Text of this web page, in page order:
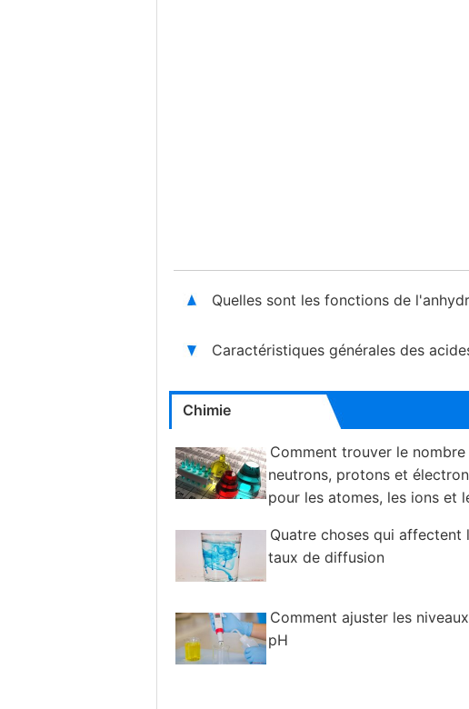
Quelles sont les fonctions de
Caractéristiques générales des
Chimie
Comment trouver le nombre
neutrons, protons et
pour les atomes, les ions et
Quatre choses qui affectent
taux de diffusion
Comment ajuster les
pH